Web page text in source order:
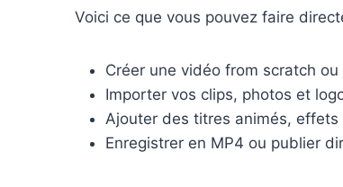
Voici ce que vous pouvez faire
Créer une vidéo from scratch
Importer vos clips, photos et
Ajouter des titres animés,
Enregistrer en MP4 ou publier